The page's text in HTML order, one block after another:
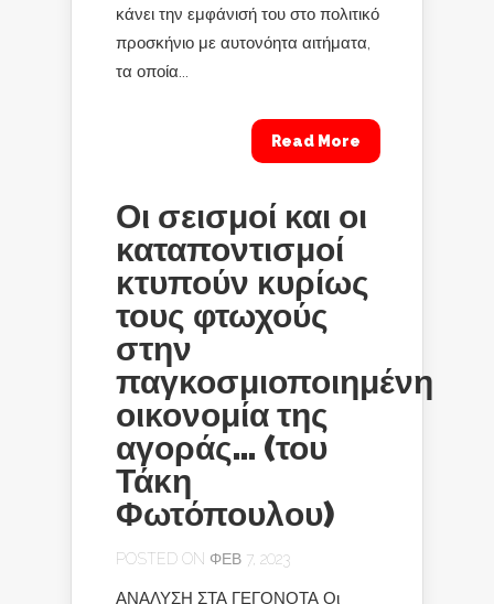
κάνει την εμφάνισή του στο πολιτικό
προσκήνιο με αυτονόητα αιτήματα,
τα οποία...
Read More
Οι σεισμοί και οι
καταποντισμοί
κτυπούν κυρίως
τους φτωχούς
στην
παγκοσμιοποιημένη
οικονομία της
αγοράς… (του
Τάκη
Φωτόπουλου)
POSTED ON ΦΕΒ 7, 2023
ΑΝΑΛΥΣΗ ΣΤΑ ΓΕΓΟΝΟΤΑ Οι